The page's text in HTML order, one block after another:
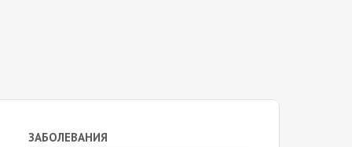
ЗАБОЛЕВАНИЯ